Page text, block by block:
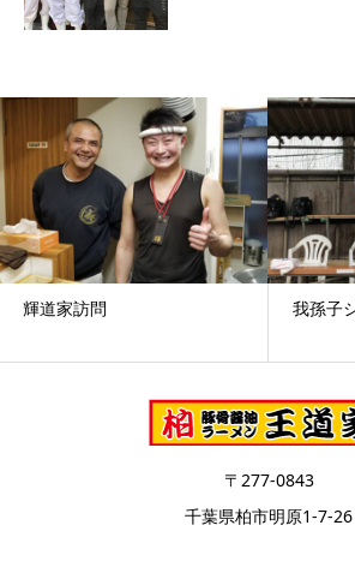
輝道家訪問 我孫子
〒277-0843
千葉県柏市明原1-7-26